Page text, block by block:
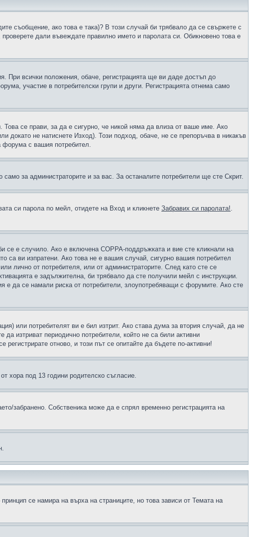
съобщение, ако това е така)? В този случай би трябвало да се свържете с
дали въвеждате правилно името и паролата си. Обикновено това е
При всички положения, обаче, регистрацията ще ви даде достъп до
участие в потребителски групи и други. Регистрацията отнема само
Това се прави, за да е сигурно, че никой няма да влиза от ваше име. Ако
докато не натиснете Изход). Този подход, обаче, не се препоръчва в никакъв
форума с вашия потребител.
за администраторите и за вас. За останалите потребители ще сте Скрит.
си парола по мейл, отидете на Вход и кликнете Забравих си паролата!.
се е случило. Ако е включена COPPA-поддръжката и вие сте кликнали на
са ви изпратени. Ако това не е вашия случай, сигурно вашия потребител
лично от потребителя, или от администраторите. След като сте се
е задължителна, би трябвало да сте получили мейл с инструкции.
е да се намали риска от потребители, злоупотребяващи с форумите. Ако сте
или потребителят ви е бил изтрит. Ако става дума за втория случай, да не
изтриват периодично потребители, който не са били активни
отново, и този път се опитайте да бъдете по-активни!
хора под 13 години родителско съгласие.
забранено. Собственика може да е спрял временно регистрацията на
принцип се намира на върха на страниците, но това зависи от Темата на